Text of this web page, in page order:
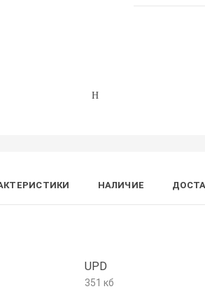
НАЛИЧИЕ
UPD
351 кб